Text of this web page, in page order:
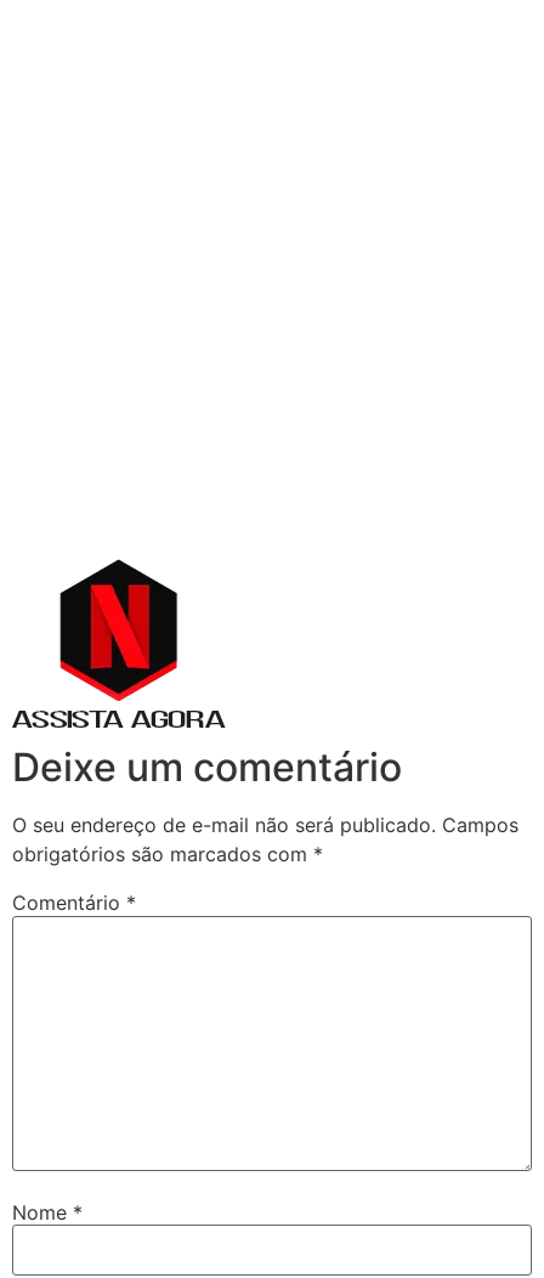
Deixe um comentário
O seu endereço de e-mail não será publicado. Campos
obrigatórios são marcados com *
Comentário *
Nome *